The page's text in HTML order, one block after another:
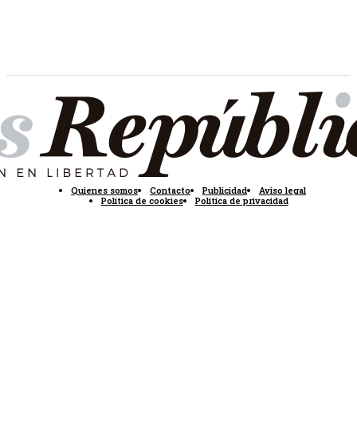
Quienes somos Contacto Publicidad
Aviso legal
Política de cookies
Política de privacidad